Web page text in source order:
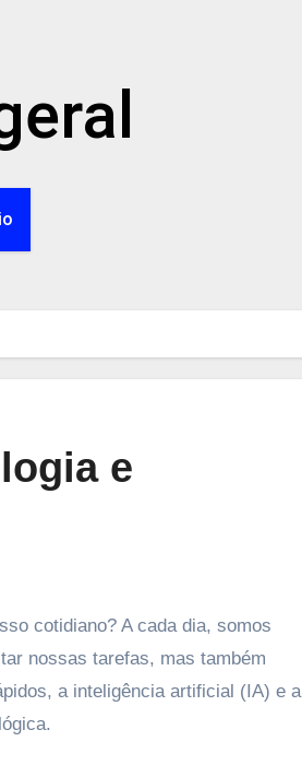
e
nossas tarefas, mas também
a inteligência artificial (IA) e a